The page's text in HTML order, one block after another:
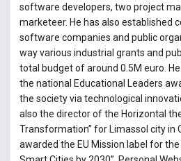
software developers, two project
marketeer. He has also established
software companies and public
way various industrial grants and
total budget of around 0.5M euro.
the national Educational Leaders
the society via technological
also the director of the Horizontal
Transformation” for Limassol city in
awarded the EU Mission label for